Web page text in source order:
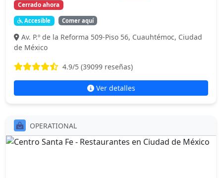
Cerrado ahora
Accesible Comer aquí
Av. P.º de la Reforma 509-Piso 56, Cuauhtémoc, Ciudad
de México
4.9/5 (39099 reseñas)
Ver detalles
OPERATIONAL